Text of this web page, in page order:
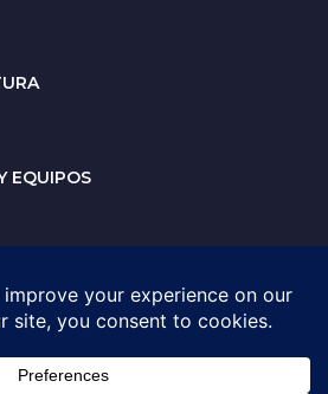
EQUIPOS
espacio para
negocio